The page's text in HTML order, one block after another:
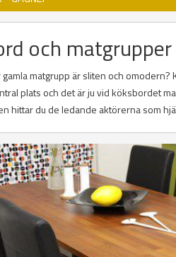
och
gamla matgrupp är sliten och
plats och det är ju vid köksbordet
hittar du de ledande aktörerna som